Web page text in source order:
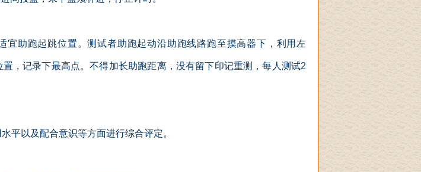
宜助跑起跳位置。测试者助跑起动沿助跑线路跑至摸高器下，利用左
，记录下最高点。不得加长助跑距离，没有留下印记重测，每人测试2
平以及配合意识等方面进行综合评定。